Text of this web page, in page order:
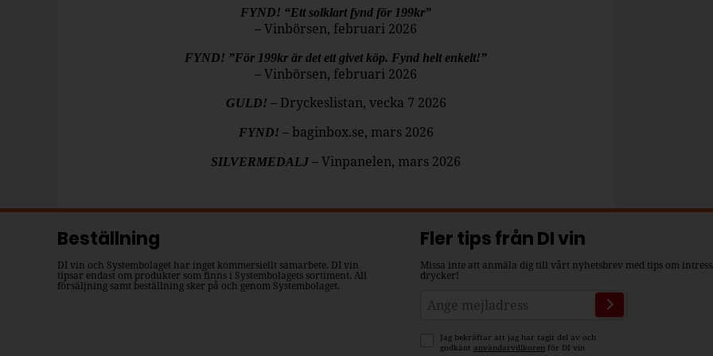
FYND! “Ett solklart fynd för 199kr”
– Vinbörsen, februari 2026
FYND! ”För 199kr är det ett givet köp. Fynd helt enkelt!”
– Vinbörsen, februari 2026
GULD! – Dryckeslistan, vecka 7 2026
FYND! – baginbox.se, mars 2026
SILVERMEDALJ – Vinpanelen, mars 2026
Beställning
DI vin och Systembolaget har inget kommersiellt samarbete. DI vin
tipsar endast om produkter som finns i Systembolagets sortiment. All
försäljning samt beställning sker på och genom Systembolaget.
Fler tips från DI vin
Missa inte att anmäla dig till vårt nyhetsbrev med tips om
drycker!
Jag bekräftar att jag har tagit del av och
godkänt användarvillkoren för DI vin